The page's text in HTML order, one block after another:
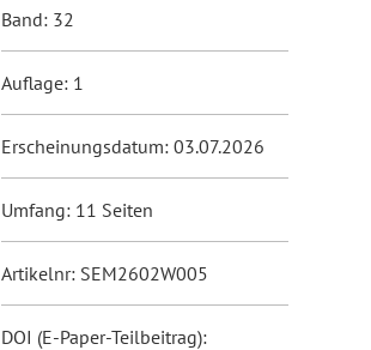
Band: 32
Auflage: 1
Erscheinungsdatum: 03.07.2026
Umfang: 11 Seiten
Artikelnr: SEM2602W005
DOI (E-Paper-Teilbeitrag):